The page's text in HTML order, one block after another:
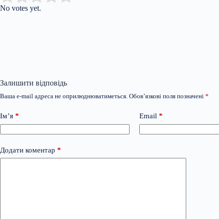
No votes yet.
Залишити відповідь
Ваша e-mail адреса не оприлюднюватиметься. Обов’язкові поля позначені *
Ім’я * Email *
Додати коментар *